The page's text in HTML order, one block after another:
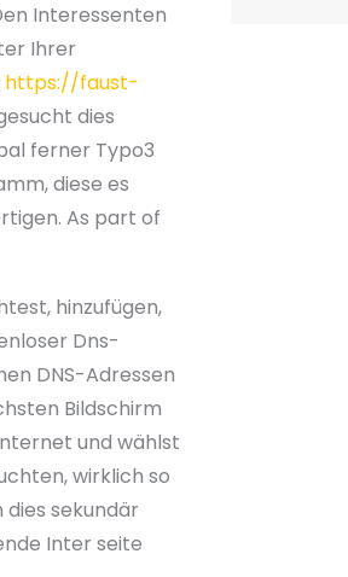
Interessenten
Ihrer
https://faust-
dies
ferner Typo3
diese es
As part of
hinzufügen,
Dns-
DNS-Adressen
Bildschirm
und wählst
wirklich so
sekundär
Inter seite